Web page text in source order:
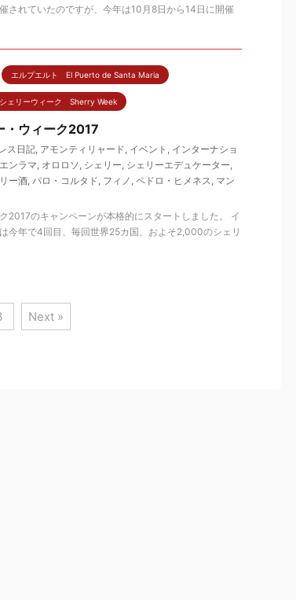
されていたのですが、今年は10月8日から14日に開催
エルプエルト El Puerto de Santa Maria
シェリーウィーク Sherry Week
・ウィーク2017
ス日記, アモンティリャード, イベント , インターナショ
エンラマ, オロロソ , シェリー, シェリーエデュケーター,
ー酒, パロ・コルタド, フィノ , ペドロ・ヒメネス, マン
2017のキャンペーンが本格的にスタートしました。 イ
今年で4回目、毎回世界25カ国、およそ2,000のシェリ
Next »